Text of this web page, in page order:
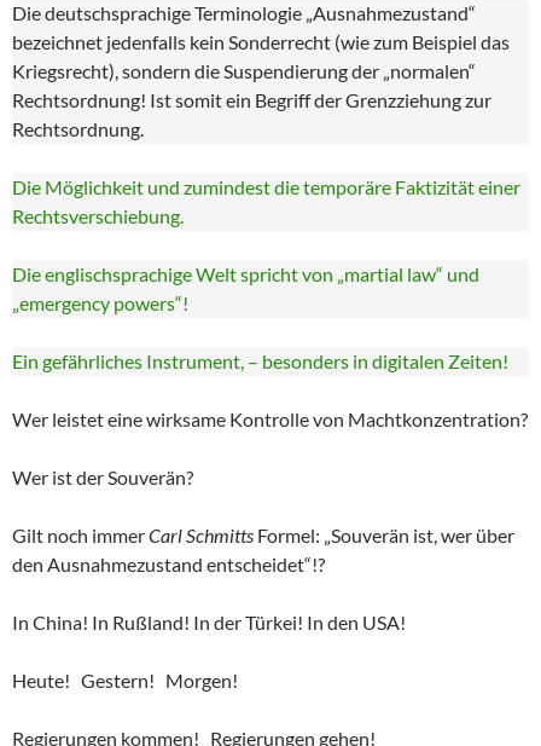
Die deutschsprachige Terminologie „Ausnahmezustand“
bezeichnet jedenfalls kein Sonderrecht (wie zum Beispiel das
Kriegsrecht), sondern die Suspendierung der „normalen“
Rechtsordnung! Ist somit ein Begriff der Grenzziehung zur
Rechtsordnung.
Die Möglichkeit und zumindest die temporäre Faktizität einer
Rechtsverschiebung.
Die englischsprachige Welt spricht von „martial law“ und
„emergency powers“!
Ein gefährliches Instrument, – besonders in digitalen Zeiten!
Wer leistet eine wirksame Kontrolle von Machtkonzentration?
Wer ist der Souverän?
Gilt noch immerCarl Schmitts Formel: „Souverän ist, wer über
den Ausnahmezustand entscheidet“!?
In China! In Rußland! In der Türkei! In den USA!
Heute! Gestern! Morgen!
Regierungen kommen! Regierungen gehen!